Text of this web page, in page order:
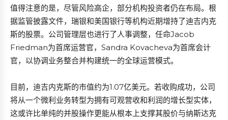
值得注意的是，尽管风险高企，部分机构投资者仍在布局。根
据监管披露文件，瑞银和美国银行等机构近期增持了迪吉内克
斯的股票。公司管理层也进行了人事调整，任命Jacob
Friedman为首席运营官，Sandra Kovacheva为首席会计
官，以协调业务整合并构建统一的全球运营模式。
目前，迪吉内克斯的市值约为1.07亿美元。若收购成功，公司
将从一个微利业务转型为拥有可观营收和利润的增长型实体，
这或许比单纯的并股操作更能从根本上支撑其股价与纳斯达克